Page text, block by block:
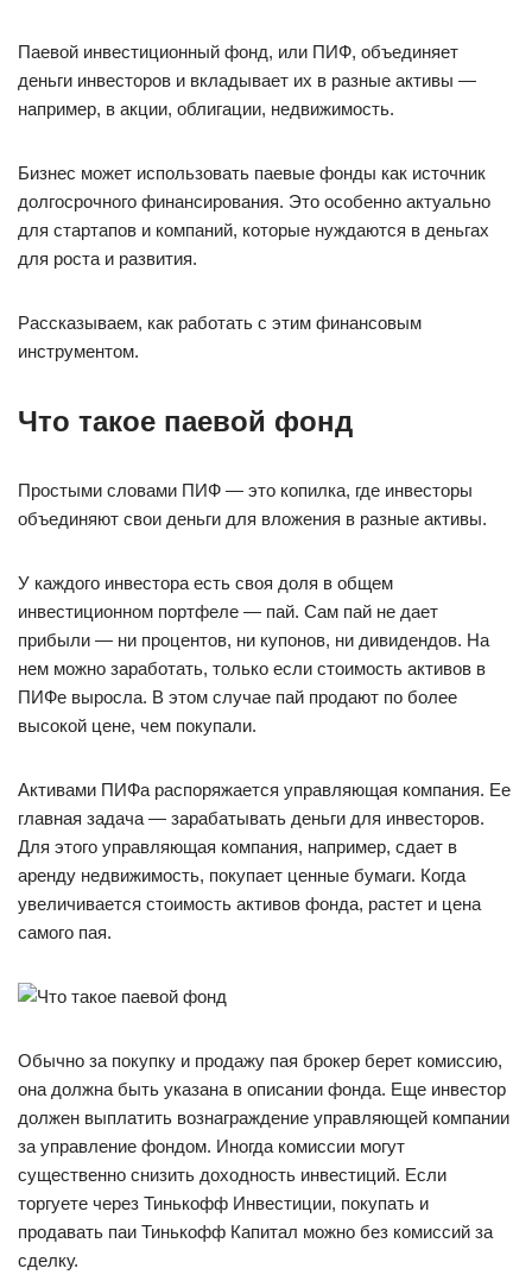
Паевой инвестиционный фонд, или ПИФ, объединяет
деньги инвесторов и вкладывает их в разные активы —
например, в акции, облигации, недвижимость.
Бизнес может использовать паевые фонды как источник
долгосрочного финансирования. Это особенно актуально
для стартапов и компаний, которые нуждаются в деньгах
для роста и развития.
Рассказываем, как работать с этим финансовым
инструментом.
Что такое паевой фонд
Простыми словами ПИФ — это копилка, где инвесторы
объединяют свои деньги для вложения в разные активы.
У каждого инвестора есть своя доля в общем
инвестиционном портфеле — пай. Сам пай не дает
прибыли — ни процентов, ни купонов, ни дивидендов. На
нем можно заработать, только если стоимость активов в
ПИФе выросла. В этом случае пай продают по более
высокой цене, чем покупали.
Активами ПИФа распоряжается управляющая компания. Ее
главная задача — зарабатывать деньги для инвесторов.
Для этого управляющая компания, например, сдает в
аренду недвижимость, покупает ценные бумаги. Когда
увеличивается стоимость активов фонда, растет и цена
самого пая.
Обычно за покупку и продажу пая брокер берет комиссию,
она должна быть указана в описании фонда. Еще инвестор
должен выплатить вознаграждение управляющей компании
за управление фондом. Иногда комиссии могут
существенно снизить доходность инвестиций. Если
торгуете через Тинькофф Инвестиции, покупать и
продавать паи Тинькофф Капитал можно без комиссий за
сделку.